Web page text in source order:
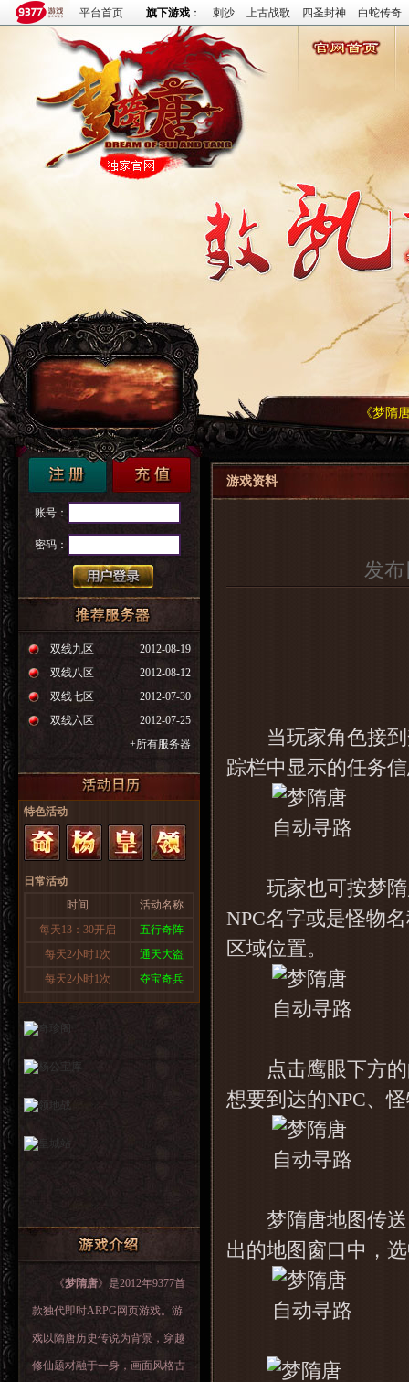
平台首页 旗下游戏 ： 刺沙 上古战歌 四圣封神 白蛇传奇
账号：
密码：
2012-08-19
双线九区
2012-08-12
双线八区
2012-07-30
双线七区
2012-07-25
双线六区
+所有服务器
特色活动
日常活动
时间
活动名称
每天13：30开启
五行奇阵
每天2小时1次
通天大盗
每天2小时1次
夺宝奇兵
《梦隋唐》是2012年9377首
款独代即时ARPG网页游戏。游
戏以隋唐历史传说为背景，穿越
修仙题材融于一身，画面风格古
《梦隋
游戏资料
发布
当玩家角色接到
踪栏中显示的任务
玩家也可按梦隋
NPC名字或是怪物
区域位置。
点击鹰眼下方的
想要到达的NPC、
梦隋唐地图传送
出的地图窗口中，